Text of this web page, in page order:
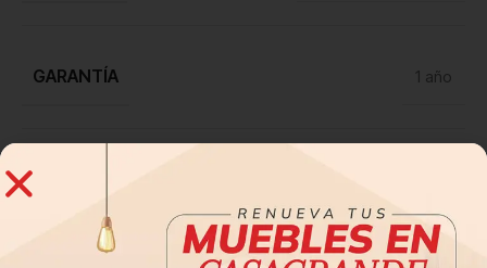
GARANTÍA 1 año
dispositivo electrónico.